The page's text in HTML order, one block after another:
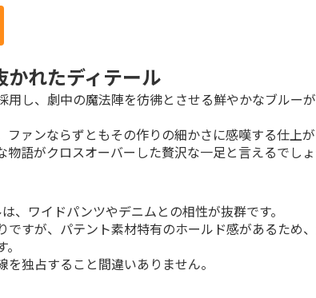
れたディテール
し、劇中の魔法陣を彷彿とさせる鮮やかなブルー
ァンならずともその作りの細かさに感嘆する仕上が
語がクロスオーバーした贅沢な一足と言えるでしょ
、ワイドパンツやデニムとの相性が抜群です。
すが、パテント素材特有のホールド感があるため
独占すること間違いありません。